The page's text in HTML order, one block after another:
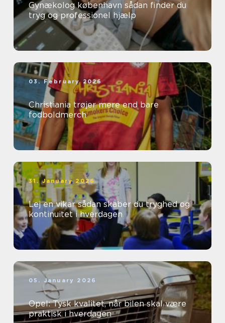
Gynækolog københavn sådan finder du
tryg og professionel hjælp
03. February 2026
Christiania trøjer mere end bare
fodboldmerch
31. January 2026
Lej en vikar sådan skaber du tryghed og
kontinuitet i hverdagen
05. January 2026
Opel: Tysk kvalitet, når bilen skal være
praktisk i hverdagen